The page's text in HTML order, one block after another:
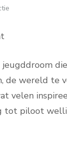
de wereld te
velen
tot piloot